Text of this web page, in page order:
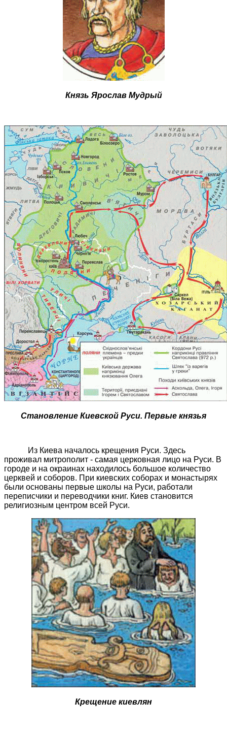
Князь Ярослав Мудрый
Становление Киевской Руси. Первые князья
Из Киева началось крещения Руси. Здесь
проживал митрополит - самая церковная лицо на Руси. В
городе и на окраинах находилось большое количество
церквей и соборов. При киевских соборах и монастырях
были основаны первые школы на Руси, работали
переписчики и переводчики книг. Киев становится
религиозным центром всей Руси.
Крещение киевлян